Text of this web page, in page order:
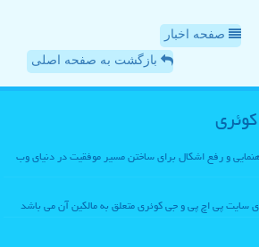
صفحه اخبار
بازگشت به صفحه اصلی
و رفع اشکال برای ساختن مسیر موفقیت در دنیای وب